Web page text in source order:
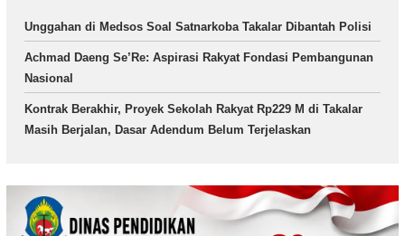
Unggahan di Medsos Soal Satnarkoba Takalar Dibantah Polisi
Achmad Daeng Se’Re: Aspirasi Rakyat Fondasi Pembangunan
Nasional
Kontrak Berakhir, Proyek Sekolah Rakyat Rp229 M di Takalar
Masih Berjalan, Dasar Adendum Belum Terjelaskan